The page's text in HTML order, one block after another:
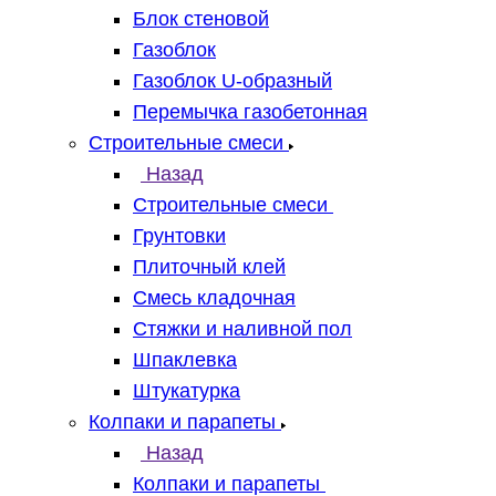
Блок стеновой
Газоблок
Газоблок U-образный
Перемычка газобетонная
Строительные смеси
Назад
Строительные смеси
Грунтовки
Плиточный клей
Смесь кладочная
Стяжки и наливной пол
Шпаклевка
Штукатурка
Колпаки и парапеты
Назад
Колпаки и парапеты